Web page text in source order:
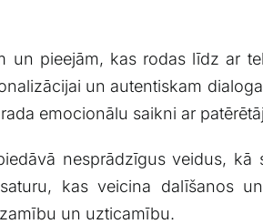
‍un pieejām, kas rodas līdz ar
⁣un autentiskam
emocionālu saikni ar⁤
nesprādzīgus veidus, ‍kā⁢
kas veicina dalīšanos
un uzticamību.